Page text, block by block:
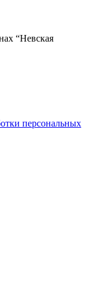
“Невская
персональных